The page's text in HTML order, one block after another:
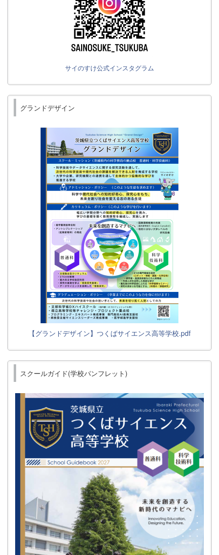
サイのすけ公式インスタグラム
グランドデザイン
【グランドデザイン】つくばサイエンス高等学校.pdf
スクールガイド(学校パンフレット)